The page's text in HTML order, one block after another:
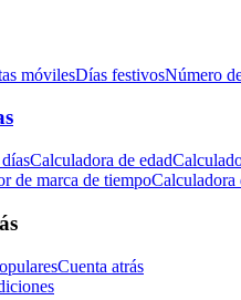
móvilesDías festivosNúmero
Calculadora de edad
de marca de tiempoCalculadora
Cuenta atrás